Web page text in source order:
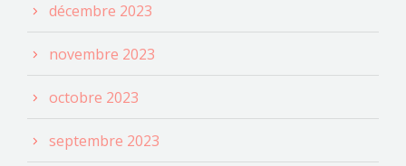
décembre 2023
novembre 2023
octobre 2023
septembre 2023